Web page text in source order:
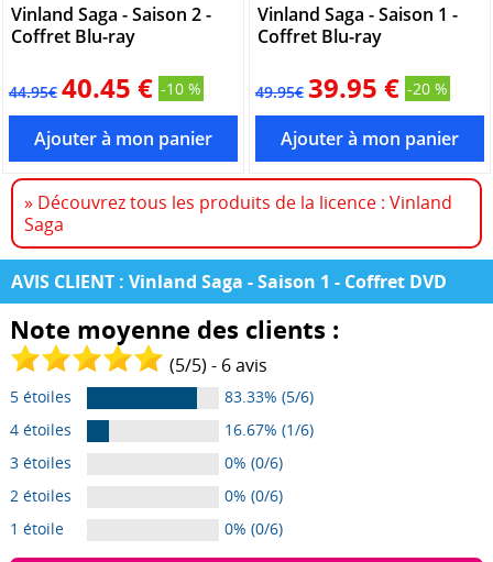
Vinland Saga - Saison 2 -
Coffret Blu-ray
44.95€ 40.45 € -10 %
Vinland Saga - Saison 1 -
Coffret Blu-ray
49.95€ 39.95 € -20 %
» Découvrez tous les produits de la licence : Vinland
Saga
AVIS CLIENT : Vinland Saga - Saison 1 - Coffret DVD
Note moyenne des clients :
(5/5) - 6avis
5 étoiles
83.33% (5/6)
4 étoiles
16.67% (1/6)
3 étoiles
0% (0/6)
2 étoiles
0% (0/6)
1 étoile
0% (0/6)